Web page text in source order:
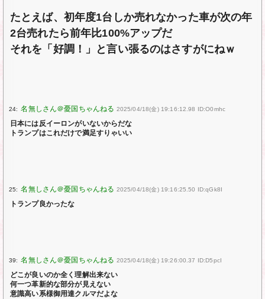
たとえば、初年度1台しか売れなかった車が次の年
2台売れたら前年比100%アップだ
それを「好調！」と言い張るのはさすがにねｗ
24: 2025/04/18(金) 19:16:12.98 ID:O0mhc
日本には反イーロンがいないからだな
トランプはこれだけで満足すりゃいい
25: 2025/04/18(金) 19:16:25.50 ID:qGk8I
トランプ良かったな
39: 2025/04/18(金) 19:26:00.37 ID:D5pcI
どこが良いのか全く理解出来ない
何一つ革新的な部分が見えない
意識高い系様御用達クルマだよな